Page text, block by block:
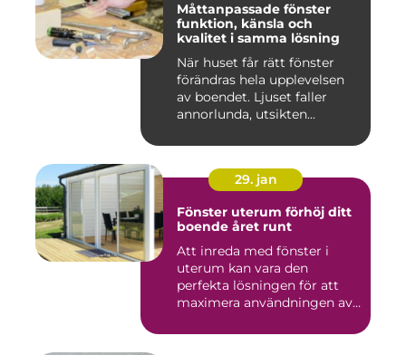
Måttanpassade fönster
funktion, känsla och
kvalitet i samma lösning
När huset får rätt fönster
förändras hela upplevelsen
av boendet. Ljuset faller
annorlunda, utsikten...
29. jan
Fönster uterum förhöj ditt
boende året runt
Att inreda med fönster i
uterum kan vara den
perfekta lösningen för att
maximera användningen av